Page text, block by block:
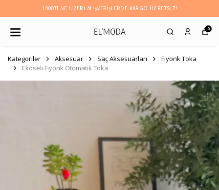
1000TL VE ÜZERI ALIŞVERIŞLERDE KARGO ÜCRETSİZ!
0
Kategoriler Aksesuar Saç Aksesuarları
Fiyonk Toka
Ekoseli Fiyonk Otomatik Toka